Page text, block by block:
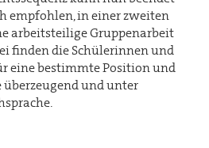
empfohlen, in einer zweiten
arbeitsteilige Gruppenarbeit
finden die Schülerinnen und
eine bestimmte Position und
und unter